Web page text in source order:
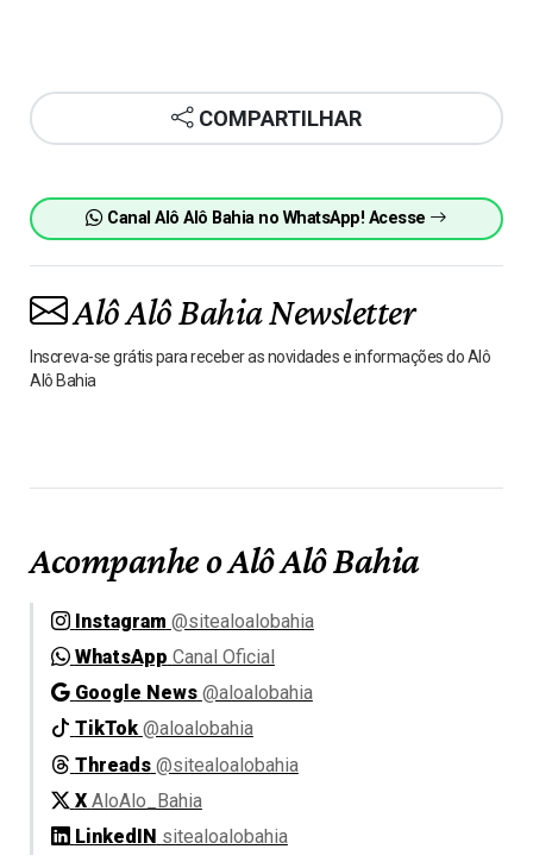
COMPARTILHAR
Canal Alô Alô Bahia no WhatsApp! Acesse
Alô Alô Bahia Newsletter
Inscreva-se grátis para receber as novidades e informações do Alô
Alô Bahia
Acompanhe o Alô Alô Bahia
Instagram @sitealoalobahia
WhatsApp Canal Oficial
Google News @aloalobahia
TikTok @aloalobahia
Threads @sitealoalobahia
X AloAlo_Bahia
LinkedIN sitealoalobahia